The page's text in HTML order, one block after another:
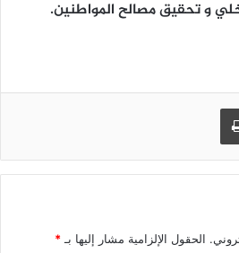
و تحقيق مصالح المواطنين.
طباعة
الحقول الإلزامية مشار إليها بـ*